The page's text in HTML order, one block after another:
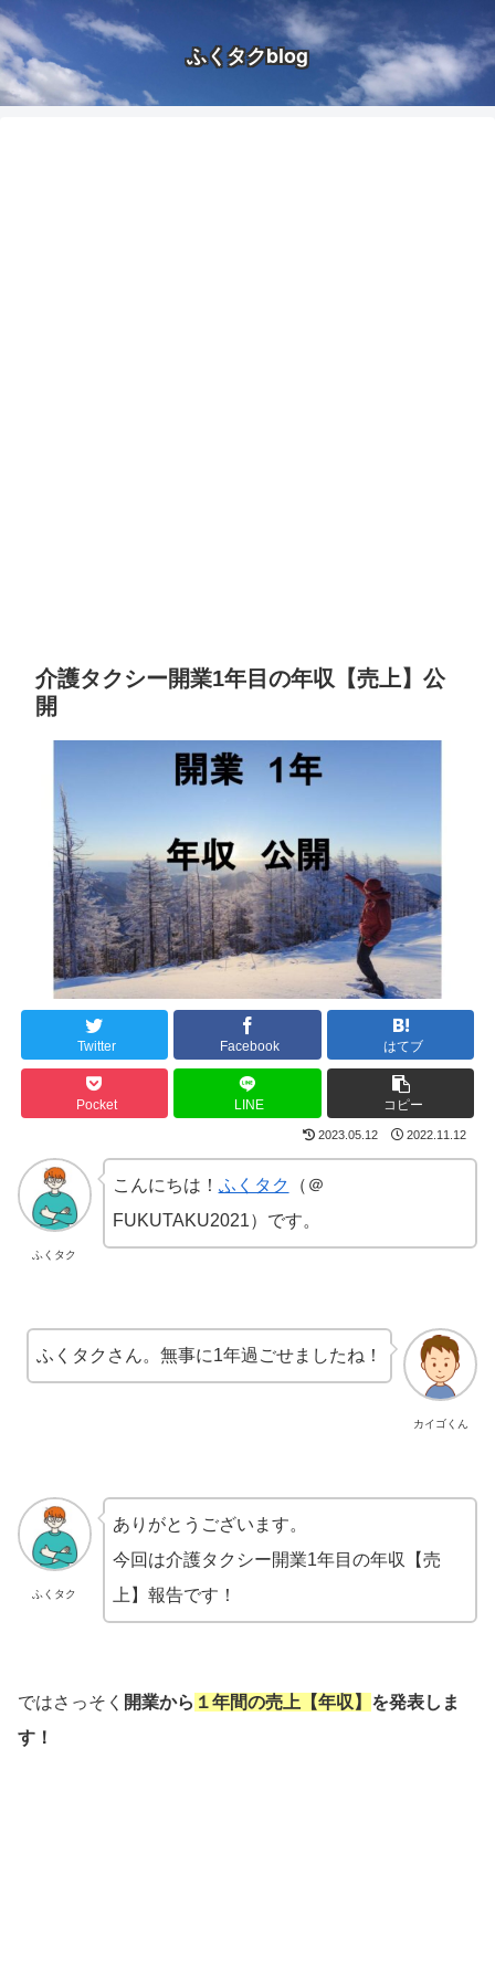
ふくタクblog
介護タクシー開業1年目の年収【売上】公
開
Twitter Facebook はてブ
Pocket LINE コピー
2023.05.12 2022.11.12
ふくタク
こんにちは！ ふくタク （＠
FUKUTAKU2021）です。
カイゴくん
ふくタクさん。無事に1年過ごせましたね！
ふくタク
ありがとうございます。
今回は介護タクシー開業1年目の年収【売
上】報告です！
ではさっそく 開業から １年間の売上【年収】 を発表しま
す！